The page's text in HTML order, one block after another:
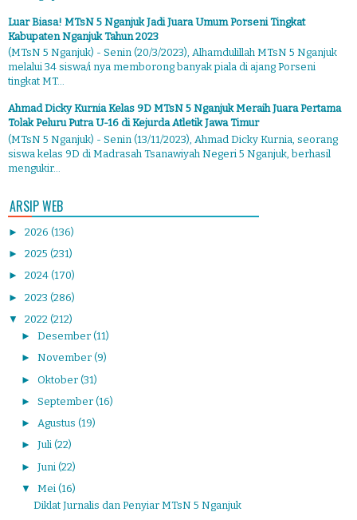
Luar Biasa! MTsN 5 Nganjuk Jadi Juara Umum Porseni Tingkat
Kabupaten Nganjuk Tahun 2023
(MTsN 5 Nganjuk) - Senin (20/3/2023), Alhamdulillah MTsN 5 Nganjuk
melalui 34 siswa/i nya memborong banyak piala di ajang Porseni
tingkat MT...
Ahmad Dicky Kurnia Kelas 9D MTsN 5 Nganjuk Meraih Juara Pertama
Tolak Peluru Putra U-16 di Kejurda Atletik Jawa Timur
(MTsN 5 Nganjuk) - Senin (13/11/2023), Ahmad Dicky Kurnia, seorang
siswa kelas 9D di Madrasah Tsanawiyah Negeri 5 Nganjuk, berhasil
mengukir...
ARSIP WEB
► 2026 (136)
► 2025 (231)
► 2024 (170)
► 2023 (286)
▼ 2022 (212)
► Desember (11)
► November (9)
► Oktober (31)
► September (16)
► Agustus (19)
► Juli (22)
► Juni (22)
▼ Mei (16)
Diklat Jurnalis dan Penyiar MTsN 5 Nganjuk